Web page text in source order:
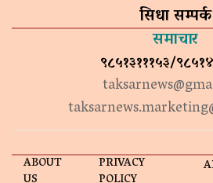
सिधा सम्पर्क
समाचार
९८५१३१११५३/
ABOUT PRIVACY